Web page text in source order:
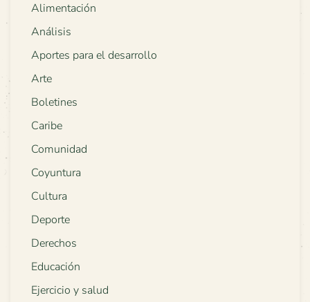
Alimentación
Análisis
Aportes para el desarrollo
Arte
Boletines
Caribe
Comunidad
Coyuntura
Cultura
Deporte
Derechos
Educación
Ejercicio y salud